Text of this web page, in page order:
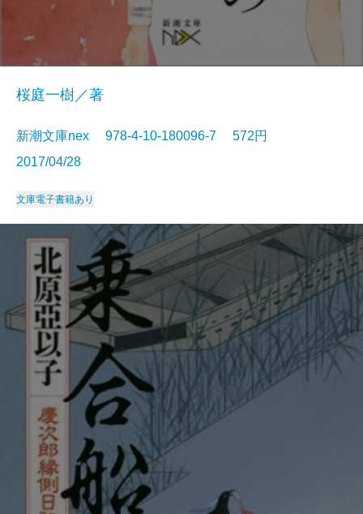
桜庭一樹／著
新潮文庫nex 978-4-10-180096-7 572円
2017/04/28
文庫電子書籍あり